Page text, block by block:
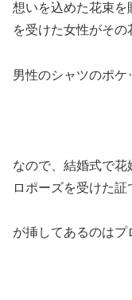
想いを込めた花束を
を受けた女性がそ
男性のシャツのポケ
なので、結婚式で
ロポーズを受けた
が挿してあるのはプ